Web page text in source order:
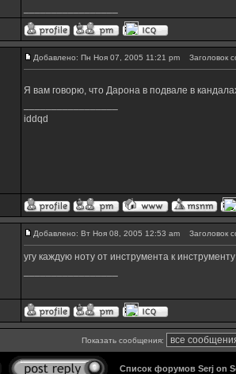
Добавлено: Пн Ноя 07, 2005 11:21 pm Заголовок
Я вам говорю, что Дарона в подвале в
iddqd
Добавлено: Вт Ноя 08, 2005 12:53 am Заголовок
угу каждую ноту от инструмента к
Показать сообщения:
Список форумов Serj on